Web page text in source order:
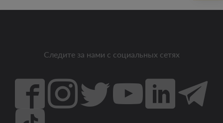
Следите за нами с социальных сетях